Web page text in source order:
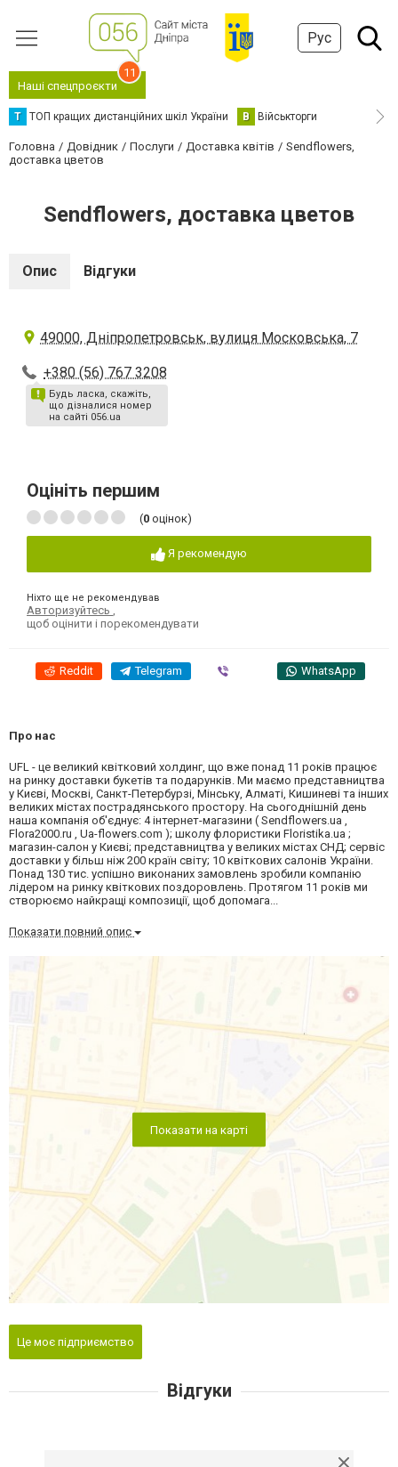
Рус
Наші спецпроєкти
11
Т ТОП кращих дистанційних шкіл України В Військторги
Головна Довідник Послуги Доставка квітів
Sendflowers,
доставка цветов
Sendflowers, доставка цветов
Опис Відгуки
49000, Дніпропетровськ, вулиця Московська, 7
+380 (56) 767 3208
Будь ласка, скажіть,
що дізналися номер
на сайті 056.ua
Оцініть першим
(0 оцінок)
Я рекомендую
Ніхто ще не рекомендував
Авторизуйтесь
щоб оцінити і порекомендувати
Reddit Telegram WhatsApp
Про нас
UFL - це великий квітковий холдинг, що вже понад 11 років працює
на ринку доставки букетів та подарунків. Ми маємо представництва
у Києві, Москві, Санкт-Петербурзі, Мінську, Алматі, Кишиневі та інших
великих містах пострадянського простору. На сьогоднішній день
наша компанія об'єднує: 4 інтернет-магазини ( Sendflowers.ua ,
Flora2000.ru , Ua-flowers.com ); школу флористики Floristika.ua ;
магазин-салон у Києві; представництва у великих містах СНД; сервіс
доставки у більш ніж 200 країн світу; 10 квіткових салонів України.
Понад 130 тис. успішно виконаних замовлень зробили компанію
лідером на ринку квіткових поздоровлень. Протягом 11 років ми
створюємо найкращі композиції, щоб допомага...
Показати повний опис
Показати на карті
Це моє підприємство
Відгуки